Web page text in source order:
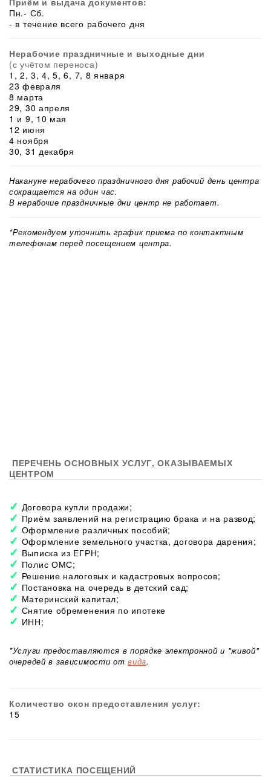
Пн.- Сб.
- в течение всего рабочего дня
Нерабочие праздничные и выходные дни
(с учётом переноса)
1, 2, 3, 4, 5, 6, 7, 8 января
23 февраля
8 марта
29, 30 апреля
1 и 9, 10 мая
12 июня
4 ноября
30, 31 декабря
Накануне нерабочего праздничного дня рабочий день центра
сокращается на один час.
В нерабочие праздничные дни центр не работает.
*Рекомендуем уточнить график приема по контактным
телефонам перед посещением центра.
ПЕРЕЧЕНЬ ОСНОВНЫХ УСЛУГ, ОКАЗЫВАЕМЫХ
ЦЕНТРОМ
Договора купли продажи;
Приём заявлений на регистрацию брака и на развод;
Оформление различных пособий;
Оформление земельного участка, договора дарения;
Выписка из ЕГРН;
Полис ОМС;
Решение налоговых и кадастровых вопросов;
Постановка на очередь в детский сад;
Материнский капитал;
Снятие обременения по ипотеке
ИНН;
*Услуги предоставляются в порядке электронной и "живой"
очередей в зависимости отвида.
Количество окон предоставления услуг:
15
СТАТИСТИКА ПОСЕЩЕНИЙ